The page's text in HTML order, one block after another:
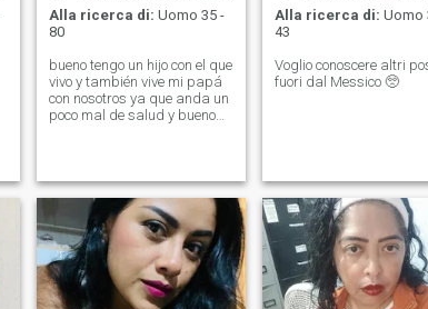
Alla ricerca di: Uomo 35 -
80
bueno tengo un hijo con el que
vivo y también vive mi papá
con nosotros ya que anda un
poco mal de salud y bueno
Alla ricerca di: Uomo
43
Voglio conoscere altri
fuori dal Messico 🥺